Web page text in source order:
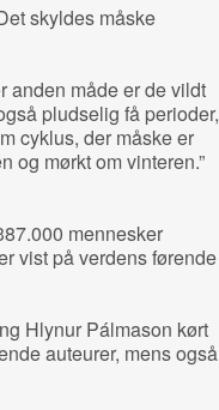
skyldes måske
anden måde er de vildt
pludselig få perioder,
cyklus, der måske er
og mørkt om vinteren.”
mennesker
vist på verdens førende
Hlynur Pálmason kørt
auteurer, mens også